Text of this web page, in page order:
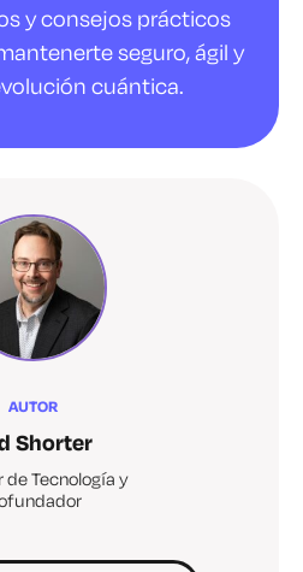
y consejos prácticos
seguro, ágil y
cuántica.
AUTOR
Shorter
de Tecnología y